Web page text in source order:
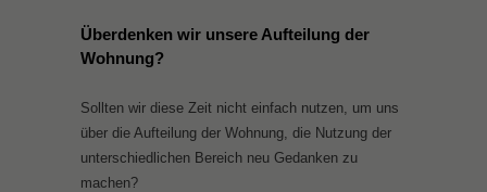
Überdenken wir unsere Aufteilung der
Wohnung?
Sollten wir diese Zeit nicht einfach nutzen, um uns
über die Aufteilung der Wohnung, die Nutzung der
unterschiedlichen Bereich neu Gedanken zu
machen?